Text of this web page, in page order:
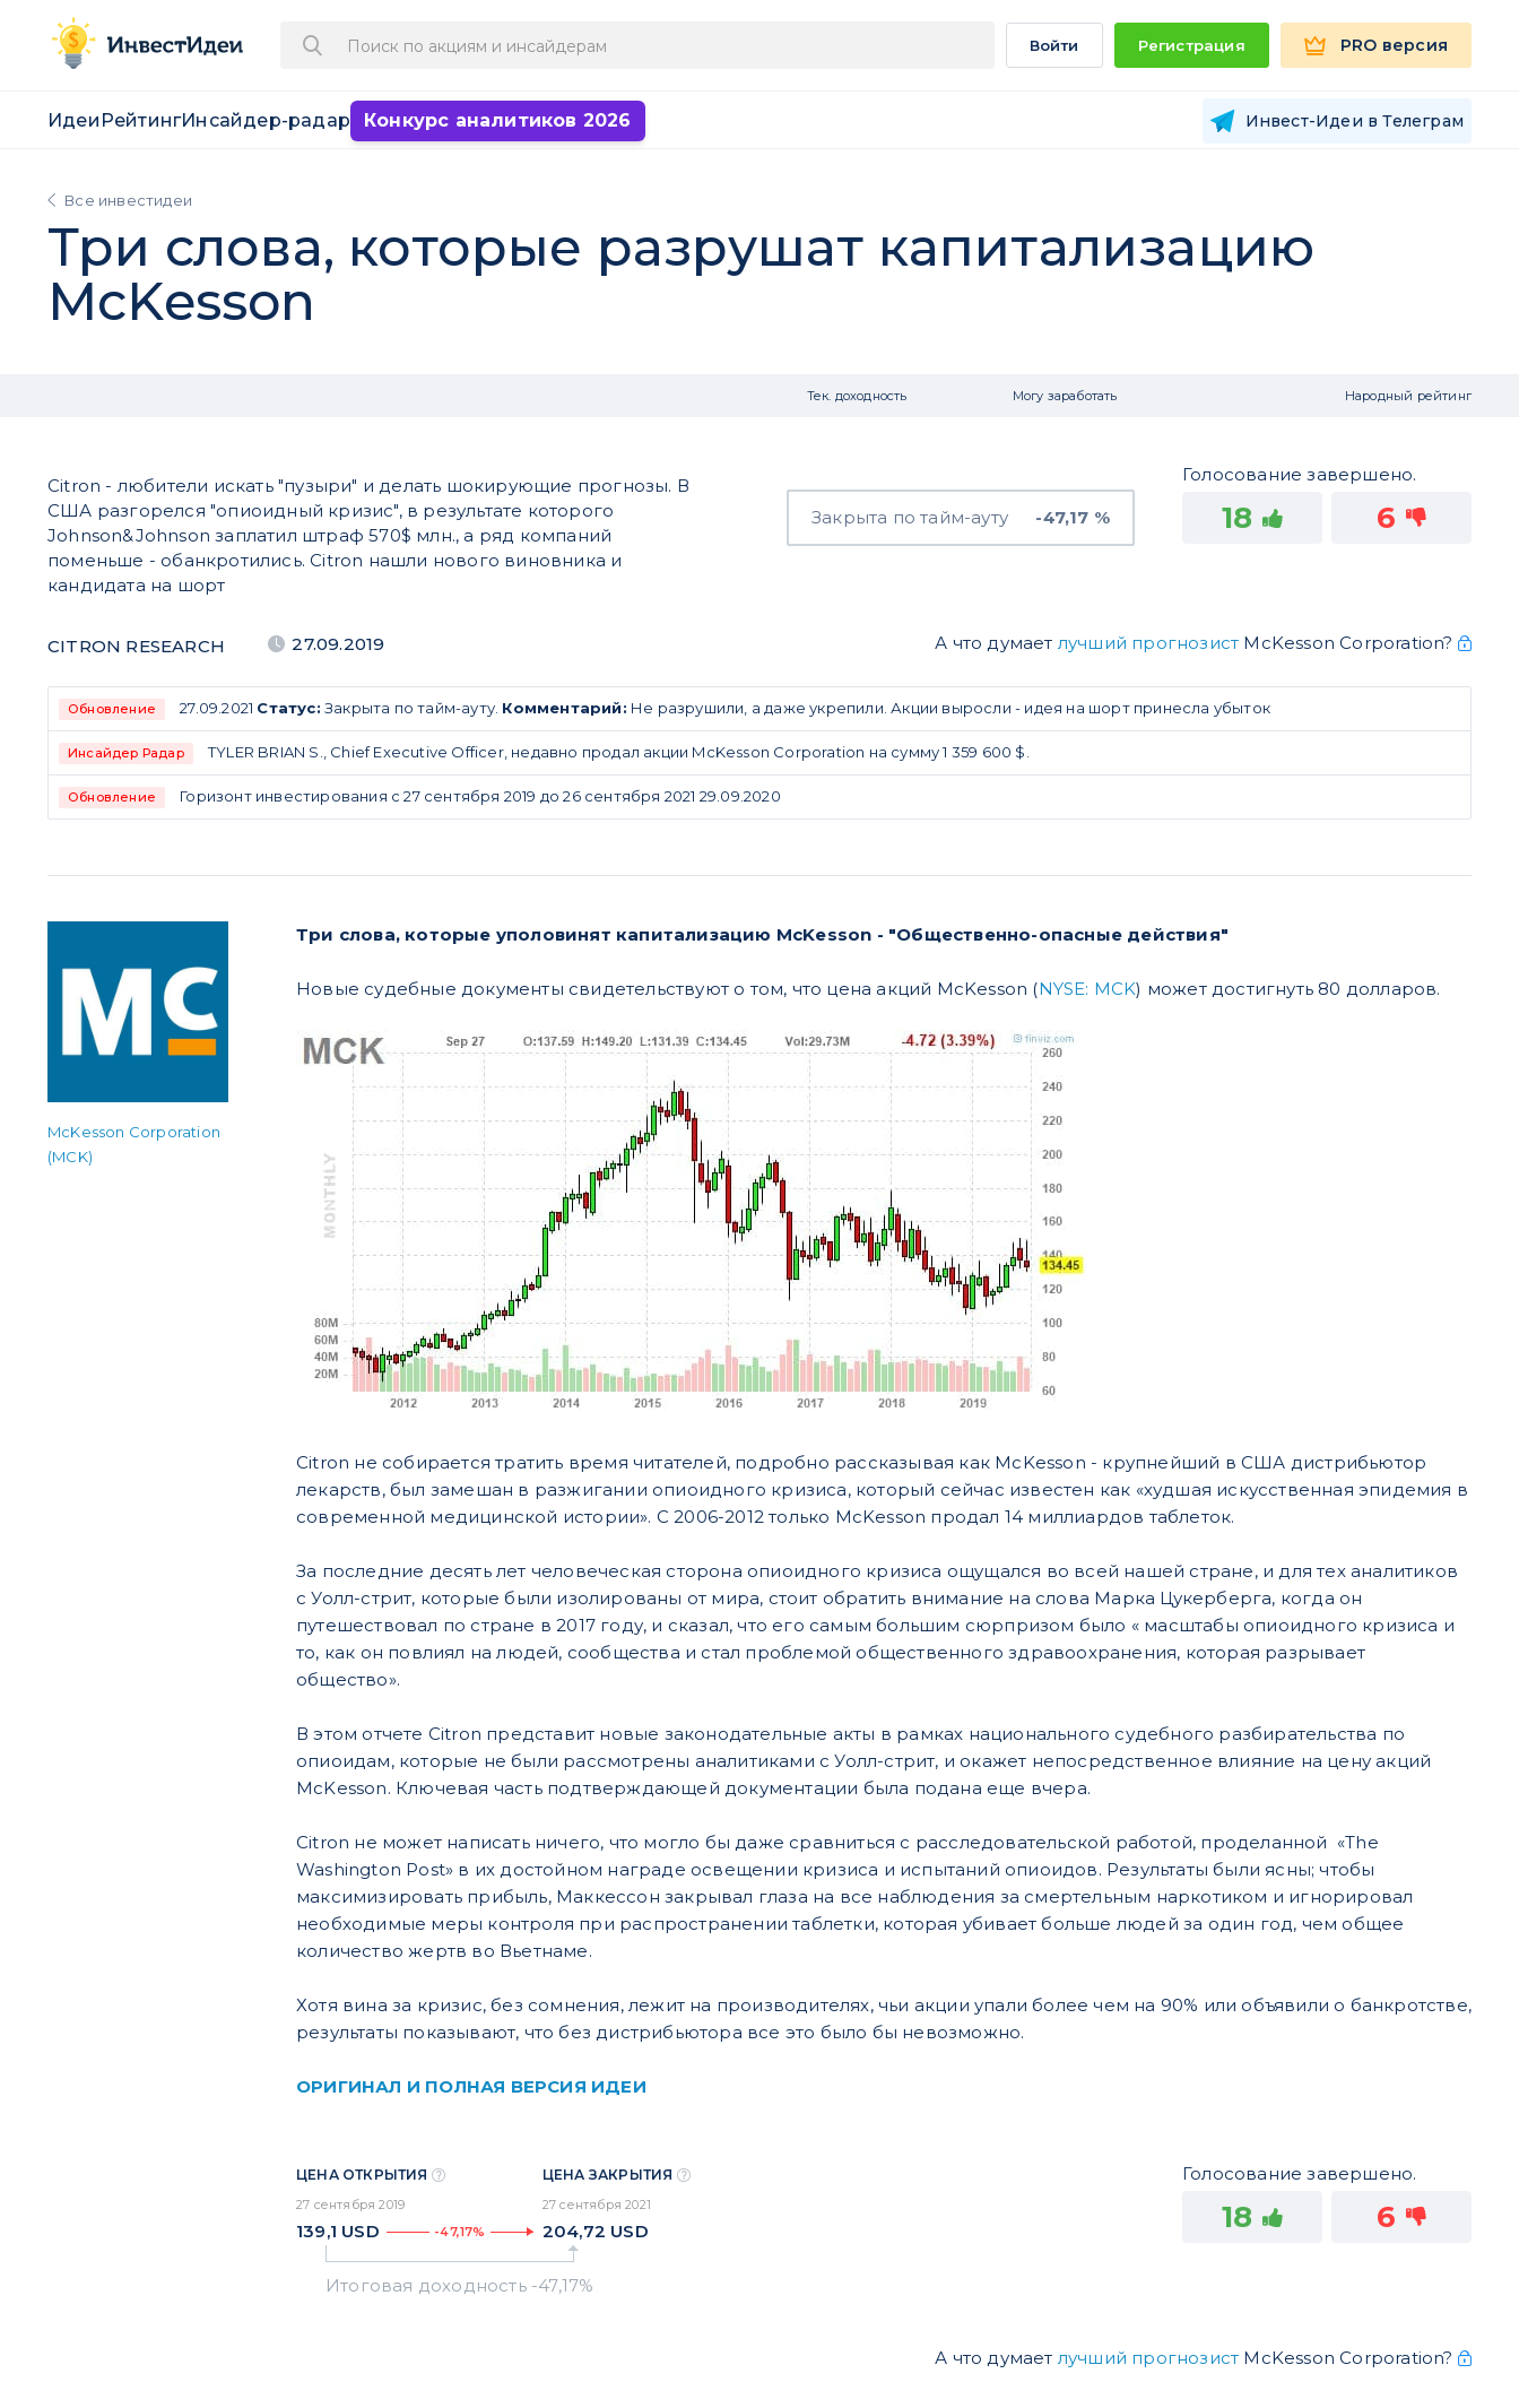
Войти Регистрация PRO версия
Идеи РейтингИнсайдер-радар Конкурс аналитиков 2026 Инвест-Идеи в Телеграм
Все инвестидеи
Три слова, которые разрушат капитализацию
McKesson
Тек. доходность Могу заработать Народный рейтинг
Citron - любители искать "пузыри" и делать шокирующие прогнозы. В
США разгорелся "опиоидный кризис", в результате которого
Johnson&Johnson заплатил штраф 570$ млн., а ряд компаний
поменьше - обанкротились. Citron нашли нового виновника и
кандидата на шорт
Закрыта по тайм-ауту -47,17 %
Голосование завершено.
18 6
CITRON RESEARCH 27.09.2019 А что думает лучший прогнозист McKesson Corporation?
Обновление 27.09.2021 Статус: Закрыта по тайм-ауту. Комментарий: Не разрушили, а даже укрепили. Акции выросли - идея на шорт принесла убыток
Инсайдер Радар TYLER BRIAN S., Chief Executive Officer, недавно продал акции McKesson Corporation на сумму 1 359 600 $.
Обновление Горизонт инвестирования с 27 сентября 2019 до 26 сентября 2021 29.09.2020
McKesson Corporation
(MCK)
Три слова, которые уполовинят капитализацию McKesson - "Общественно-опасные действия"
Новые судебные документы свидетельствуют о том, что цена акций McKesson (NYSE: MCK) может достигнуть 80 долларов.
Citron не собирается тратить время читателей, подробно рассказывая как McKesson - крупнейший в США дистрибьютор
лекарств, был замешан в разжигании опиоидного кризиса, который сейчас известен как «худшая искусственная эпидемия в
современной медицинской истории». С 2006-2012 только McKesson продал 14 миллиардов таблеток.
За последние десять лет человеческая сторона опиоидного кризиса ощущался во всей нашей стране, и для тех аналитиков
с Уолл-стрит, которые были изолированы от мира, стоит обратить внимание на слова Марка Цукерберга, когда он
путешествовал по стране в 2017 году, и сказал, что его самым большим сюрпризом было « масштабы опиоидного кризиса и
то, как он повлиял на людей, сообщества и стал проблемой общественного здравоохранения, которая разрывает
общество».
В этом отчете Citron представит новые законодательные акты в рамках национального судебного разбирательства по
опиоидам, которые не были рассмотрены аналитиками с Уолл-стрит, и окажет непосредственное влияние на цену акций
McKesson. Ключевая часть подтверждающей документации была подана еще вчера.
Citron не может написать ничего, что могло бы даже сравниться с расследовательской работой, проделанной «The
Washington Post» в их достойном награде освещении кризиса и испытаний опиоидов. Результаты были ясны; чтобы
максимизировать прибыль, Маккессон закрывал глаза на все наблюдения за смертельным наркотиком и игнорировал
необходимые меры контроля при распространении таблетки, которая убивает больше людей за один год, чем общее
количество жертв во Вьетнаме.
Хотя вина за кризис, без сомнения, лежит на производителях, чьи акции упали более чем на 90% или объявили о банкротстве,
результаты показывают, что без дистрибьютора все это было бы невозможно.
ОРИГИНАЛ И ПОЛНАЯ ВЕРСИЯ ИДЕИ
ЦЕНА ОТКРЫТИЯ
27 сентября 2019
139,1 USD -47,17%
ЦЕНА ЗАКРЫТИЯ
27 сентября 2021
204,72 USD
Голосование завершено.
18 6
А что думает лучший прогнозист McKesson Corporation?